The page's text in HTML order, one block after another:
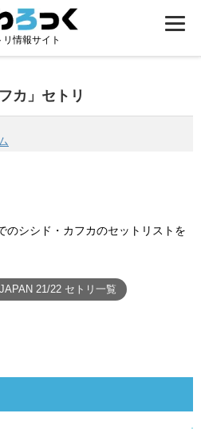
リ情報サイト
カ」セトリ
のシシド・カフカのセットリストを
21/22 セトリ一覧